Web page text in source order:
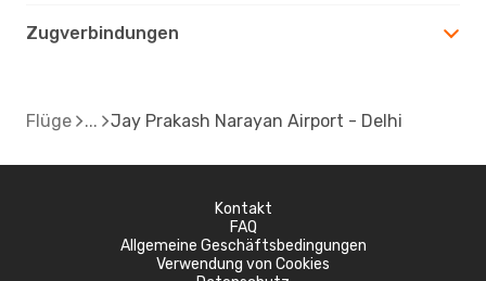
Zugverbindungen
Flüge Jay Prakash Narayan Airport - Delhi
Kontakt
FAQ
Allgemeine Geschäftsbedingungen
Verwendung von Cookies